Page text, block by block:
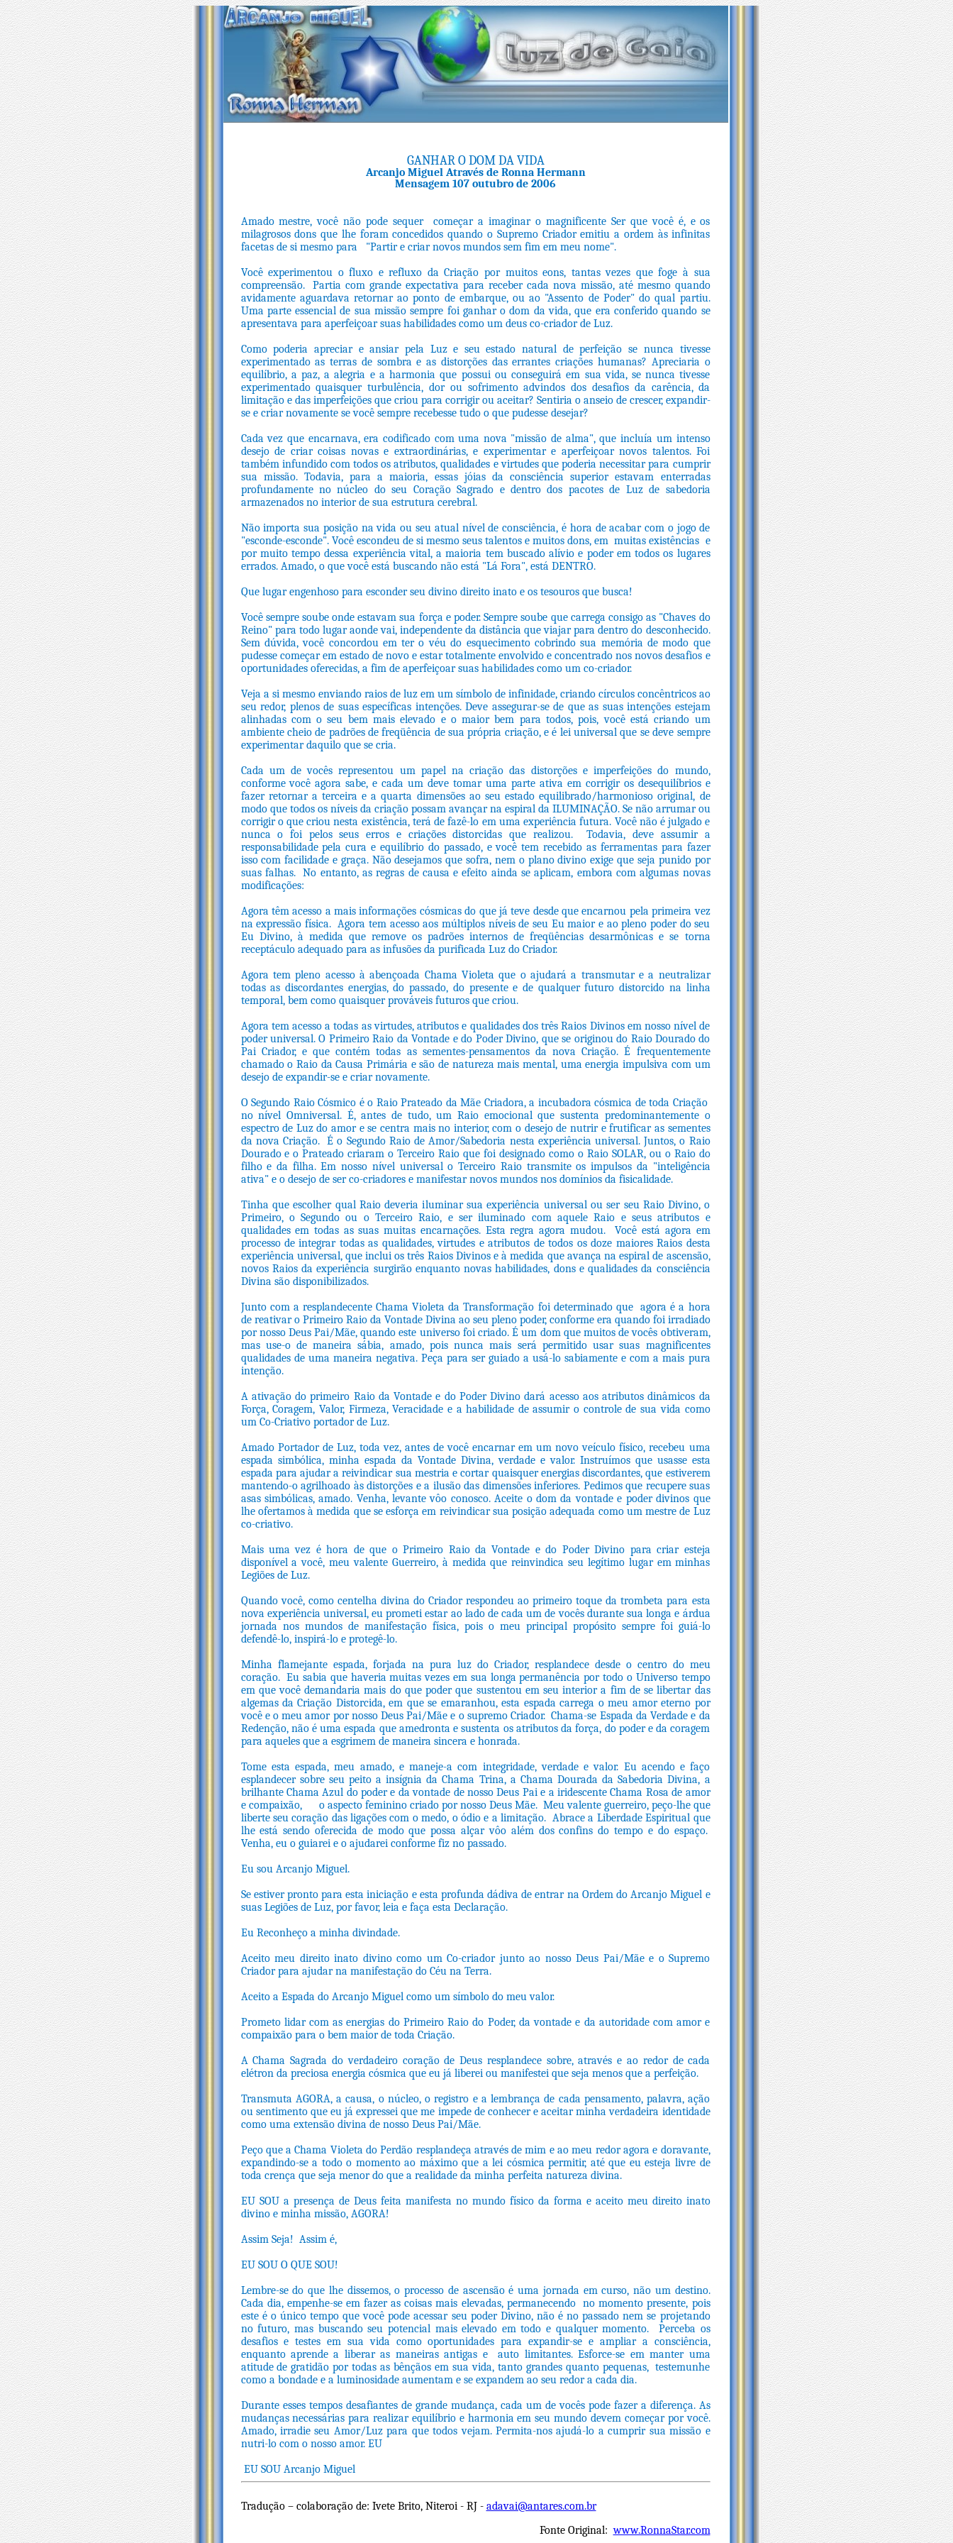
GANHAR O DOM DA VIDA
Arcanjo Miguel Através de Ronna Hermann
Mensagem 107 outubro de 2006
Amado mestre, você não pode sequer começar a imaginar o magnificente Ser que você é, e os
milagrosos dons que lhe foram concedidos quando o Supremo Criador emitiu a ordem às infinitas
facetas de si mesmo para "Partir e criar novos mundos sem fim em meu nome".
Você experimentou o fluxo e refluxo da Criação por muitos eons, tantas vezes que foge à sua
compreensão. Partia com grande expectativa para receber cada nova missão, até mesmo quando
avidamente aguardava retornar ao ponto de embarque, ou ao "Assento de Poder" do qual partiu.
Uma parte essencial de sua missão sempre foi ganhar o dom da vida, que era conferido quando se
apresentava para aperfeiçoar suas habilidades como um deus co-criador de Luz.
Como poderia apreciar e ansiar pela Luz e seu estado natural de perfeição se nunca tivesse
experimentado as terras de sombra e as distorções das errantes criações humanas? Apreciaria o
equilíbrio, a paz, a alegria e a harmonia que possui ou conseguirá em sua vida, se nunca tivesse
experimentado quaisquer turbulência, dor ou sofrimento advindos dos desafios da carência, da
limitação e das imperfeições que criou para corrigir ou aceitar? Sentiria o anseio de crescer, expandir-
se e criar novamente se você sempre recebesse tudo o que pudesse desejar?
Cada vez que encarnava, era codificado com uma nova "missão de alma", que incluía um intenso
desejo de criar coisas novas e extraordinárias, e experimentar e aperfeiçoar novos talentos. Foi
também infundido com todos os atributos, qualidades e virtudes que poderia necessitar para cumprir
sua missão. Todavia, para a maioria, essas jóias da consciência superior estavam enterradas
profundamente no núcleo do seu Coração Sagrado e dentro dos pacotes de Luz de sabedoria
armazenados no interior de sua estrutura cerebral.
Não importa sua posição na vida ou seu atual nível de consciência, é hora de acabar com o jogo de
"esconde-esconde". Você escondeu de si mesmo seus talentos e muitos dons, em muitas existências e
por muito tempo dessa experiência vital, a maioria tem buscado alívio e poder em todos os lugares
errados. Amado, o que você está buscando não está "Lá Fora", está DENTRO.
Que lugar engenhoso para esconder seu divino direito inato e os tesouros que busca!
Você sempre soube onde estavam sua força e poder. Sempre soube que carrega consigo as "Chaves do
Reino" para todo lugar aonde vai, independente da distância que viajar para dentro do desconhecido.
Sem dúvida, você concordou em ter o véu do esquecimento cobrindo sua memória de modo que
pudesse começar em estado de novo e estar totalmente envolvido e concentrado nos novos desafios e
oportunidades oferecidas, a fim de aperfeiçoar suas habilidades como um co-criador.
Veja a si mesmo enviando raios de luz em um símbolo de infinidade, criando círculos concêntricos ao
seu redor, plenos de suas específicas intenções. Deve assegurar-se de que as suas intenções estejam
alinhadas com o seu bem mais elevado e o maior bem para todos, pois, você está criando um
ambiente cheio de padrões de freqüência de sua própria criação, e é lei universal que se deve sempre
experimentar daquilo que se cria.
Cada um de vocês representou um papel na criação das distorções e imperfeições do mundo,
conforme você agora sabe, e cada um deve tomar uma parte ativa em corrigir os desequilíbrios e
fazer retornar a terceira e a quarta dimensões ao seu estado equilibrado/harmonioso original, de
modo que todos os níveis da criação possam avançar na espiral da ILUMINAÇÃO. Se não arrumar ou
corrigir o que criou nesta existência, terá de fazê-lo em uma experiência futura. Você não é julgado e
nunca o foi pelos seus erros e criações distorcidas que realizou. Todavia, deve assumir a
responsabilidade pela cura e equilíbrio do passado, e você tem recebido as ferramentas para fazer
isso com facilidade e graça. Não desejamos que sofra, nem o plano divino exige que seja punido por
suas falhas. No entanto, as regras de causa e efeito ainda se aplicam, embora com algumas novas
modificações:
Agora têm acesso a mais informações cósmicas do que já teve desde que encarnou pela primeira vez
na expressão física. Agora tem acesso aos múltiplos níveis de seu Eu maior e ao pleno poder do seu
Eu Divino, à medida que remove os padrões internos de freqüências desarmônicas e se torna
receptáculo adequado para as infusões da purificada Luz do Criador.
Agora tem pleno acesso à abençoada Chama Violeta que o ajudará a transmutar e a neutralizar
todas as discordantes energias, do passado, do presente e de qualquer futuro distorcido na linha
temporal, bem como quaisquer prováveis futuros que criou.
Agora tem acesso a todas as virtudes, atributos e qualidades dos três Raios Divinos em nosso nível de
poder universal. O Primeiro Raio da Vontade e do Poder Divino, que se originou do Raio Dourado do
Pai Criador, e que contém todas as sementes-pensamentos da nova Criação. É frequentemente
chamado o Raio da Causa Primária e são de natureza mais mental, uma energia impulsiva com um
desejo de expandir-se e criar novamente.
O Segundo Raio Cósmico é o Raio Prateado da Mãe Criadora, a incubadora cósmica de toda Criação
no nível Omniversal. É, antes de tudo, um Raio emocional que sustenta predominantemente o
espectro de Luz do amor e se centra mais no interior, com o desejo de nutrir e frutificar as sementes
da nova Criação. É o Segundo Raio de Amor/Sabedoria nesta experiência universal. Juntos, o Raio
Dourado e o Prateado criaram o Terceiro Raio que foi designado como o Raio SOLAR, ou o Raio do
filho e da filha. Em nosso nível universal o Terceiro Raio transmite os impulsos da "inteligência
ativa" e o desejo de ser co-criadores e manifestar novos mundos nos domínios da fisicalidade.
Tinha que escolher qual Raio deveria iluminar sua experiência universal ou ser seu Raio Divino, o
Primeiro, o Segundo ou o Terceiro Raio, e ser iluminado com aquele Raio e seus atributos e
qualidades em todas as suas muitas encarnações. Esta regra agora mudou. Você está agora em
processo de integrar todas as qualidades, virtudes e atributos de todos os doze maiores Raios desta
experiência universal, que inclui os três Raios Divinos e à medida que avança na espiral de ascensão,
novos Raios da experiência surgirão enquanto novas habilidades, dons e qualidades da consciência
Divina são disponibilizados.
Junto com a resplandecente Chama Violeta da Transformação foi determinado que agora é a hora
de reativar o Primeiro Raio da Vontade Divina ao seu pleno poder, conforme era quando foi irradiado
por nosso Deus Pai/Mãe, quando este universo foi criado. É um dom que muitos de vocês obtiveram,
mas use-o de maneira sábia, amado, pois nunca mais será permitido usar suas magnificentes
qualidades de uma maneira negativa. Peça para ser guiado a usá-lo sabiamente e com a mais pura
intenção.
A ativação do primeiro Raio da Vontade e do Poder Divino dará acesso aos atributos dinâmicos da
Força, Coragem, Valor, Firmeza, Veracidade e a habilidade de assumir o controle de sua vida como
um Co-Criativo portador de Luz.
Amado Portador de Luz, toda vez, antes de você encarnar em um novo veículo físico, recebeu uma
espada simbólica, minha espada da Vontade Divina, verdade e valor. Instruímos que usasse esta
espada para ajudar a reivindicar sua mestria e cortar quaisquer energias discordantes, que estiverem
mantendo-o agrilhoado às distorções e a ilusão das dimensões inferiores. Pedimos que recupere suas
asas simbólicas, amado. Venha, levante vôo conosco. Aceite o dom da vontade e poder divinos que
lhe ofertamos à medida que se esforça em reivindicar sua posição adequada como um mestre de Luz
co-criativo.
Mais uma vez é hora de que o Primeiro Raio da Vontade e do Poder Divino para criar esteja
disponível a você, meu valente Guerreiro, à medida que reinvindica seu legítimo lugar em minhas
Legiões de Luz.
Quando você, como centelha divina do Criador respondeu ao primeiro toque da trombeta para esta
nova experiência universal, eu prometi estar ao lado de cada um de vocês durante sua longa e árdua
jornada nos mundos de manifestação física, pois o meu principal propósito sempre foi guiá-lo
defendê-lo, inspirá-lo e protegê-lo.
Minha flamejante espada, forjada na pura luz do Criador, resplandece desde o centro do meu
coração. Eu sabia que haveria muitas vezes em sua longa permanência por todo o Universo tempo
em que você demandaria mais do que poder que sustentou em seu interior a fim de se libertar das
algemas da Criação Distorcida, em que se emaranhou, esta espada carrega o meu amor eterno por
você e o meu amor por nosso Deus Pai/Mãe e o supremo Criador. Chama-se Espada da Verdade e da
Redenção, não é uma espada que amedronta e sustenta os atributos da força, do poder e da coragem
para aqueles que a esgrimem de maneira sincera e honrada.
Tome esta espada, meu amado, e maneje-a com integridade, verdade e valor. Eu acendo e faço
esplandecer sobre seu peito a insígnia da Chama Trina, a Chama Dourada da Sabedoria Divina, a
brilhante Chama Azul do poder e da vontade de nosso Deus Pai e a iridescente Chama Rosa de amor
e compaixão, o aspecto feminino criado por nosso Deus Mãe. Meu valente guerreiro, peço-lhe que
liberte seu coração das ligações com o medo, o ódio e a limitação. Abrace a Liberdade Espiritual que
lhe está sendo oferecida de modo que possa alçar vôo além dos confins do tempo e do espaço.
Venha, eu o guiarei e o ajudarei conforme fiz no passado.
Eu sou Arcanjo Miguel.
Se estiver pronto para esta iniciação e esta profunda dádiva de entrar na Ordem do Arcanjo Miguel e
suas Legiões de Luz, por favor, leia e faça esta Declaração.
Eu Reconheço a minha divindade.
Aceito meu direito inato divino como um Co-criador junto ao nosso Deus Pai/Mãe e o Supremo
Criador para ajudar na manifestação do Céu na Terra.
Aceito a Espada do Arcanjo Miguel como um símbolo do meu valor.
Prometo lidar com as energias do Primeiro Raio do Poder, da vontade e da autoridade com amor e
compaixão para o bem maior de toda Criação.
A Chama Sagrada do verdadeiro coração de Deus resplandece sobre, através e ao redor de cada
elétron da preciosa energia cósmica que eu já liberei ou manifestei que seja menos que a perfeição.
Transmuta AGORA, a causa, o núcleo, o registro e a lembrança de cada pensamento, palavra, ação
ou sentimento que eu já expressei que me impede de conhecer e aceitar minha verdadeira identidade
como uma extensão divina de nosso Deus Pai/Mãe.
Peço que a Chama Violeta do Perdão resplandeça através de mim e ao meu redor agora e doravante,
expandindo-se a todo o momento ao máximo que a lei cósmica permitir, até que eu esteja livre de
toda crença que seja menor do que a realidade da minha perfeita natureza divina.
EU SOU a presença de Deus feita manifesta no mundo físico da forma e aceito meu direito inato
divino e minha missão, AGORA!
Assim Seja! Assim é,
EU SOU O QUE SOU!
Lembre-se do que lhe dissemos, o processo de ascensão é uma jornada em curso, não um destino.
Cada dia, empenhe-se em fazer as coisas mais elevadas, permanecendo no momento presente, pois
este é o único tempo que você pode acessar seu poder Divino, não é no passado nem se projetando
no futuro, mas buscando seu potencial mais elevado em todo e qualquer momento. Perceba os
desafios e testes em sua vida como oportunidades para expandir-se e ampliar a consciência,
enquanto aprende a liberar as maneiras antigas e auto limitantes. Esforce-se em manter uma
atitude de gratidão por todas as bênçãos em sua vida, tanto grandes quanto pequenas, testemunhe
como a bondade e a luminosidade aumentam e se expandem ao seu redor a cada dia.
Durante esses tempos desafiantes de grande mudança, cada um de vocês pode fazer a diferença. As
mudanças necessárias para realizar equilíbrio e harmonia em seu mundo devem começar por você.
Amado, irradie seu Amor/Luz para que todos vejam. Permita-nos ajudá-lo a cumprir sua missão e
nutri-lo com o nosso amor. EU
EU SOU Arcanjo Miguel
Tradução – colaboração de: Ivete Brito, Niteroi - RJ - adavai@antares.com.br
Fonte Original:www.RonnaStar.com